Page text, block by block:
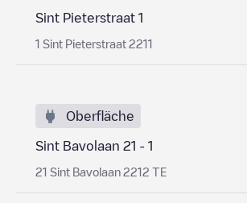
Sint Pieterstraat 1
1 Sint Pieterstraat 2211
Oberfläche
Sint Bavolaan 21 - 1
21 Sint Bavolaan 2212 TE